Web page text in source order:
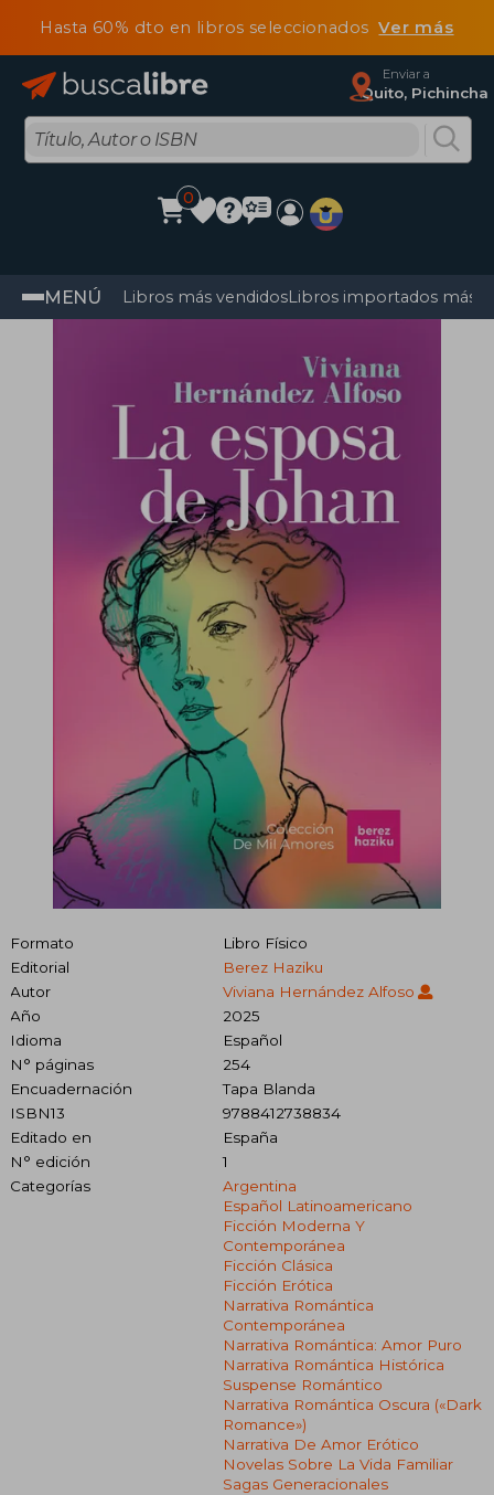
Hasta 60% dto en libros seleccionadosVer más
Enviar a
Quito, Pichincha
0
MENÚ Libros más vendidosLibros importados más
Formato
Libro Físico
Editorial
Berez Haziku
Autor
Viviana Hernández Alfoso
Año
2025
Idioma
Español
N° páginas
254
Encuadernación
Tapa Blanda
ISBN13
9788412738834
Editado en
España
N° edición
1
Categorías
Argentina
Español Latinoamericano
Ficción Moderna Y
Contemporánea
Ficción Clásica
Ficción Erótica
Narrativa Romántica
Contemporánea
Narrativa Romántica: Amor Puro
Narrativa Romántica Histórica
Suspense Romántico
Narrativa Romántica Oscura («dark
Romance»)
Narrativa De Amor Erótico
Novelas Sobre La Vida Familiar
Sagas Generacionales